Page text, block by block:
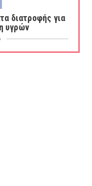
διατροφής για
υγρών